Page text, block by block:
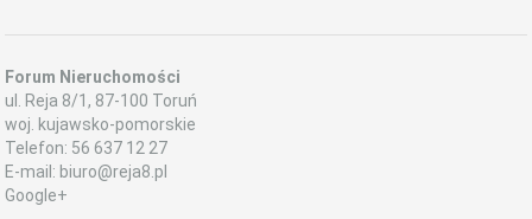
Forum Nieruchomości
ul.
Reja 8/1 , 87-100 Toruń
woj. kujawsko-pomorskie
Telefon: 56 637 12 27
E-mail: biuro@reja8.pl
Google+